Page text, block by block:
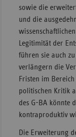
sowie die
und die
Legitimität der
führen sie auch
verlängern die
Fristen im
politischen Kritik
des G-BA könnte
kontraproduktiv
Die Erweiterung